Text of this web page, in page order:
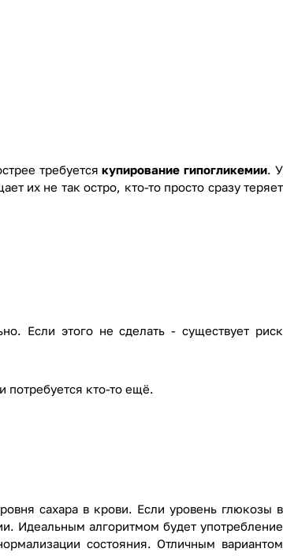
требуетсякупирование гипогликемии. У
их не так остро, кто-то просто сразу теряет
Если этого не сделать - существует риск
потребуется кто-то ещё.
сахара в крови. Если уровень глюкозы в
Идеальным алгоритмом будет употребление
состояния. Отличным вариантом